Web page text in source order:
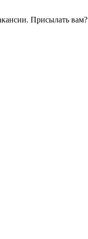
Присылать вам?